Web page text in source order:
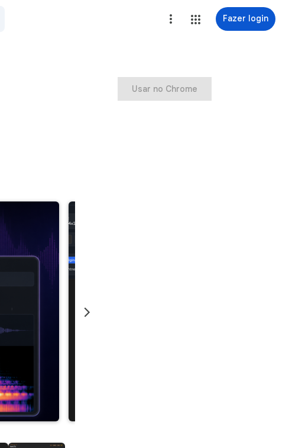
Fazer login
Usar no Chrome